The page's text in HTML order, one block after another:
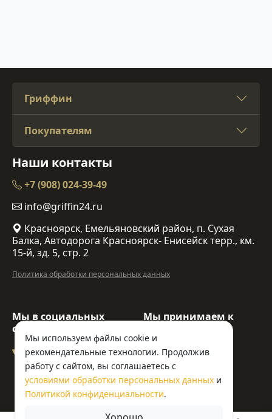
Мы используем файлы cookie и
рекомендательные технологии. Продолжив
работу с сайтом, вы соглашаетесь с
условиями обработки персональных данных и
Политикой конфиденциальности.
Гриффин
Покупателям
Наши контакты
+7 (908) 024-39-49
info@griffin24.ru
Красноярск, Емельяновский район, п. Сухая
Балка, Автодорога Красноярск- Енисейск терр., км.
15-й, зд. 5, стр. 2
Политика обработки персональных данных
Мы в социальных
сетях:
Мы принимаем к
© ООО «Гриффин»